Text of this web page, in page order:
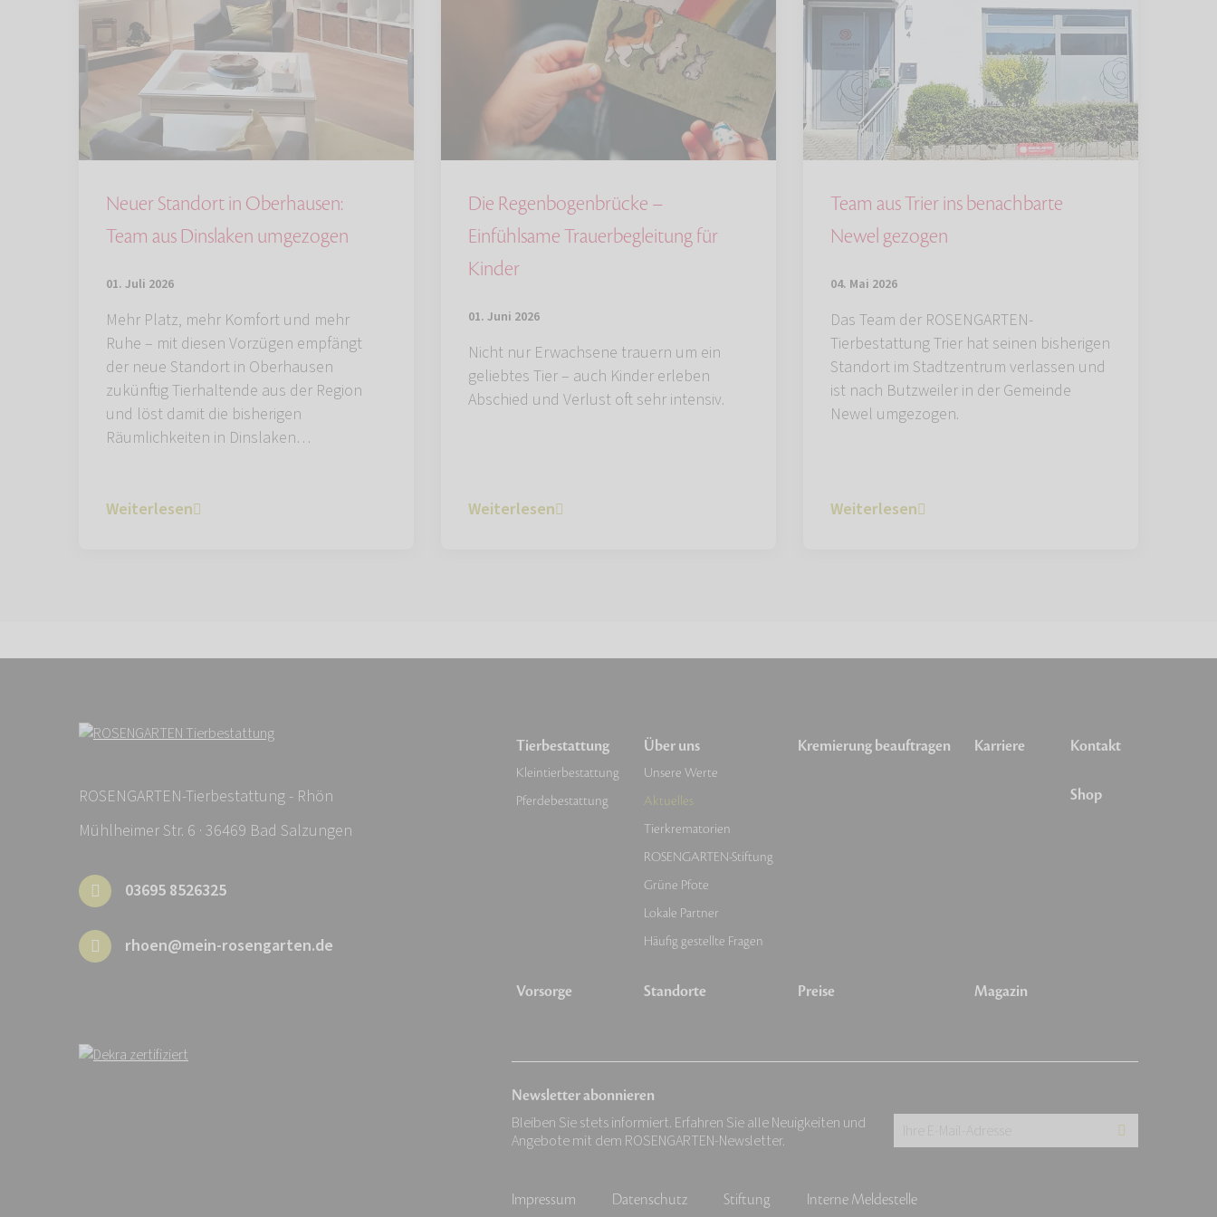
Neuer Standort in Oberhausen:
Team aus Dinslaken umgezogen
01. Juli 2026
Mehr Platz, mehr Komfort und mehr
Ruhe – mit diesen Vorzügen empfängt
der neue Standort in Oberhausen
zukünftig Tierhaltende aus der Region
und löst damit die bisherigen
Räumlichkeiten in Dinslaken…
Weiterlesen
Die Regenbogenbrücke –
Einfühlsame Trauerbegleitung für
Kinder
01. Juni 2026
Nicht nur Erwachsene trauern um ein
geliebtes Tier – auch Kinder erleben
Abschied und Verlust oft sehr intensiv.
Weiterlesen
Team aus Trier ins benachbarte
Newel gezogen
04. Mai 2026
Das Team der ROSENGARTEN-
Tierbestattung Trier hat seinen bisherigen
Standort im Stadtzentrum verlassen und
ist nach Butzweiler in der Gemeinde
Newel umgezogen.
Weiterlesen
ROSENGARTEN-Tierbestattung - Rhön
Mühlheimer Str. 6 · 36469 Bad Salzungen
03695 8526325
rhoen@mein-rosengarten.de
Tierbestattung
Kleintierbestattung
Pferdebestattung
Vorsorge
Über uns
Unsere Werte
Aktuelles
Tierkrematorien
ROSENGARTEN-Stiftung
Grüne Pfote
Lokale Partner
Häufig gestellte Fragen
Standorte
Kremierung beauftragen
Preise
Karriere
Magazin
Kontakt
Shop
Newsletter abonnieren
Bleiben Sie stets informiert. Erfahren Sie alle Neuigkeiten und
Angebote mit dem ROSENGARTEN-Newsletter.
E-
Adresse:
Impressum Datenschutz Stiftung Interne Meldestelle